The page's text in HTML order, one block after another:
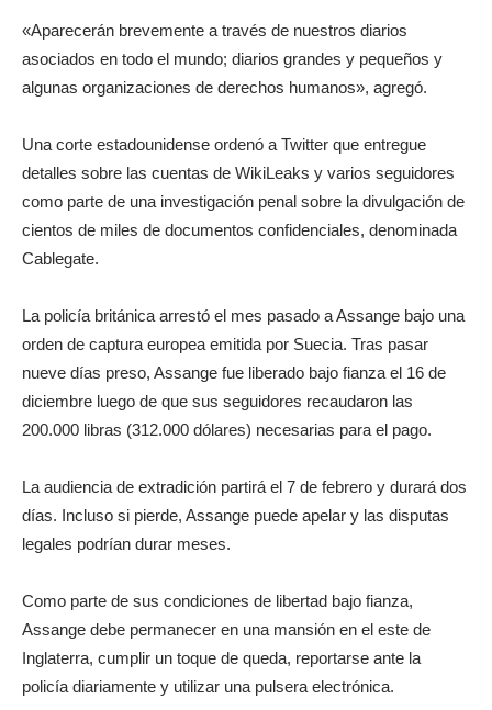
«Aparecerán brevemente a través de nuestros diarios
asociados en todo el mundo; diarios grandes y pequeños y
algunas organizaciones de derechos humanos», agregó.
Una corte estadounidense ordenó a Twitter que entregue
detalles sobre las cuentas de WikiLeaks y varios seguidores
como parte de una investigación penal sobre la divulgación de
cientos de miles de documentos confidenciales, denominada
Cablegate.
La policía británica arrestó el mes pasado a Assange bajo una
orden de captura europea emitida por Suecia. Tras pasar
nueve días preso, Assange fue liberado bajo fianza el 16 de
diciembre luego de que sus seguidores recaudaron las
200.000 libras (312.000 dólares) necesarias para el pago.
La audiencia de extradición partirá el 7 de febrero y durará dos
días. Incluso si pierde, Assange puede apelar y las disputas
legales podrían durar meses.
Como parte de sus condiciones de libertad bajo fianza,
Assange debe permanecer en una mansión en el este de
Inglaterra, cumplir un toque de queda, reportarse ante la
policía diariamente y utilizar una pulsera electrónica.